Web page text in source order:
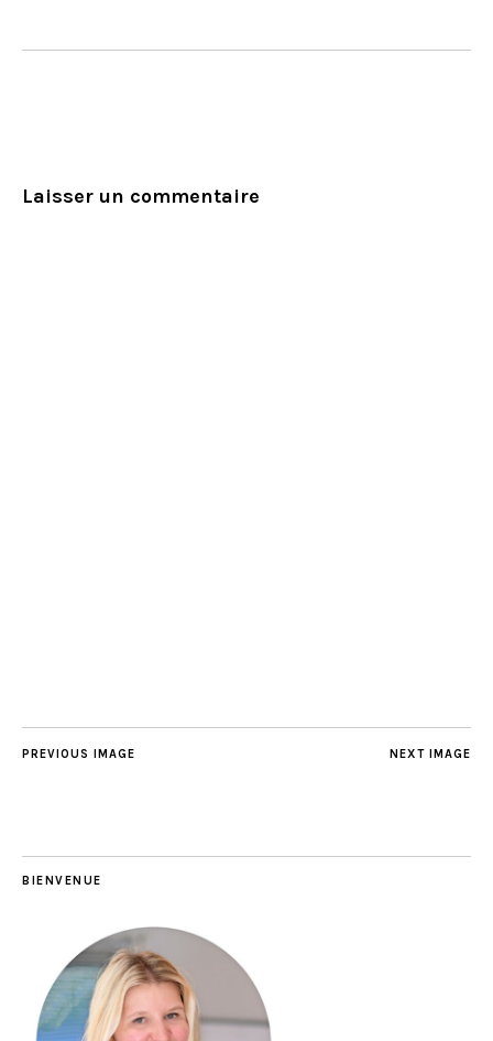
Laisser un commentaire
NEXT IMAGE
PREVIOUS IMAGE
BIENVENUE